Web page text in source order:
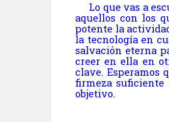
Lo que vas a
aquellos con los
potente la
la tecnología en
salvación eterna
creer en ella en
clave. Esperamos
firmeza
objetivo.